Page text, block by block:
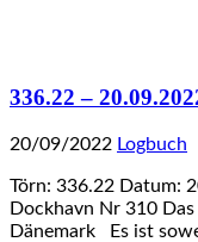
336.22 –
20/09/2022 Logbuch
Törn: 336.22 Datum:
Dockhavn Nr 310
Dänemark Es ist